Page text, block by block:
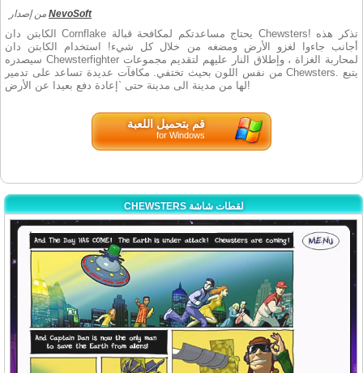
NevoSoft
الكابتن دان Cornflake يحتاج مساعدتكم لمكافحة قبالة Chewsters! تذكر هذه
أجانب جاءوا لغزو الأرض ومضغه من خلال كل شيء! استخدام الكابتن دان
سيصدره Chewsterfighter لمحاربة الغزاة ، وإطلاق النار عليهم لتقديم مجموعات
من نفس اللون بحيث تختفي. مكافآت عديدة تساعد على تدمير Chewsters. يتبع
لها من مدينة الى مدينة حتى `إعادة دفع بعيدا عن الأرض!
قم بتحميل اللعبة
for Windows
CHEWSTERS لقطات شاشة